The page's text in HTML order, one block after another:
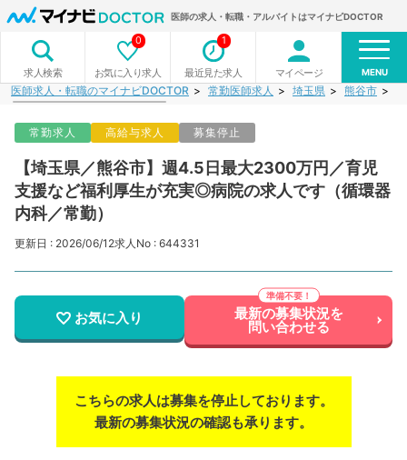
医師の求人・転職・アルバイトはマイナビDOCTOR
求人検索 お気に入り求人
0
最近見た求人
1
マイページ MENU
医師求人・転職のマイナビDOCTOR 常勤医師求人 埼玉県 熊谷市
常勤求人 高給与求人 募集停止
【埼玉県／熊谷市】週4.5日最大2300万円／育児
支援など福利厚生が充実◎病院の求人です（循環器
内科／常勤）
更新日 : 2026/06/12求人No : 644331
お気に入り 最新の募集状況を
問い合わせる
こちらの求人は募集を停止しております。
最新の募集状況の確認も承ります。